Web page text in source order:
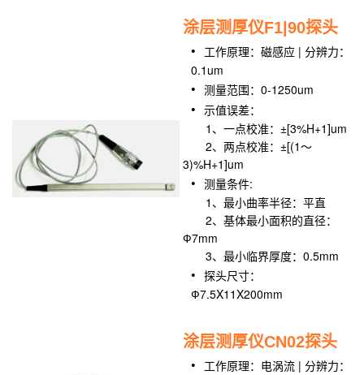
涂层测厚仪F1|90探头
工作原理：磁感应 | 分辨力：
0.1um
测量范围：0-1250um
示值误差：
1、一点校准：±[3%H+1]um
2、两点校准：±[(1～
3)%H+1]um
测量条件:
1、最小曲率半径：平直
2、基体最小面积的直径：
Ф7mm
3、最小临界厚度：0.5mm
探头尺寸：
Ф7.5X11X200mm
涂层测厚仪CN02探头
工作原理：电涡流 | 分辨力：